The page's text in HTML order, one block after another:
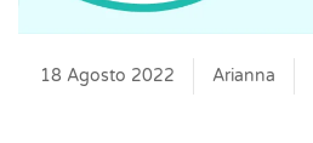
18 Agosto 2022 Arianna